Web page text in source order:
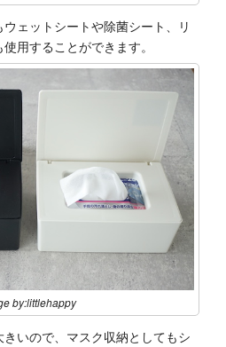
ェットシートや除菌シート、リ
用することができます。
by:littlehappy
いので、マスク収納としてもシ